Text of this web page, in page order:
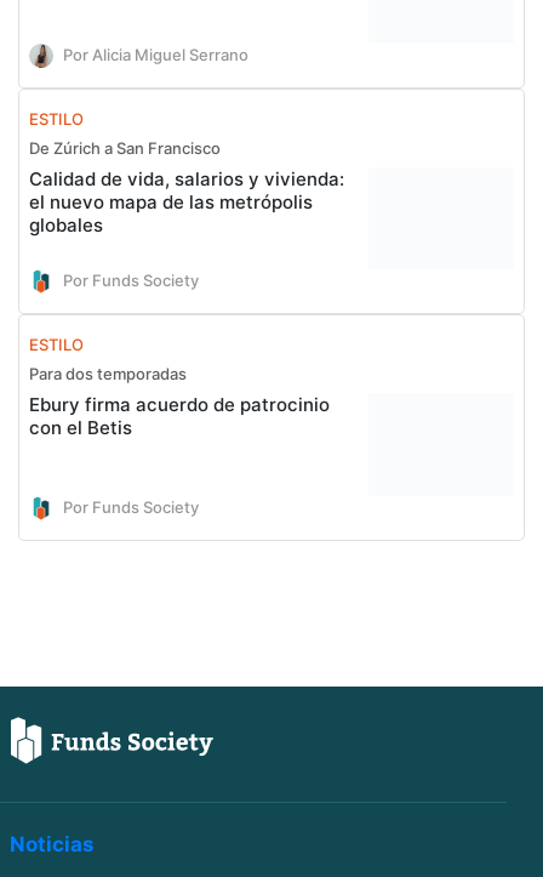
Por Alicia Miguel Serrano
ESTILO
De Zúrich a San Francisco
Calidad de vida, salarios y vivienda:
el nuevo mapa de las metrópolis
globales
Por Funds Society
ESTILO
Para dos temporadas
Ebury firma acuerdo de patrocinio
con el Betis
Por Funds Society
Noticias